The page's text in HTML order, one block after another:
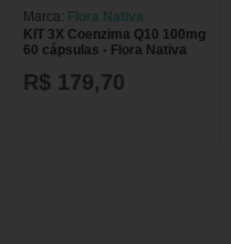
Marca: Flora Nativa
KIT 3X Coenzima Q10 100mg
60 cápsulas - Flora Nativa
R$ 179,70